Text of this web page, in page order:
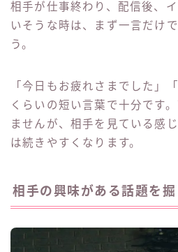
相手が仕事終わり、配信後、
いそうな時は、まず一言だけ
う。
「今日もお疲れさまでした」
くらいの短い言葉で十分です
ませんが、相手を見ている感
は続きやすくなります。
相手の興味がある話題を掘